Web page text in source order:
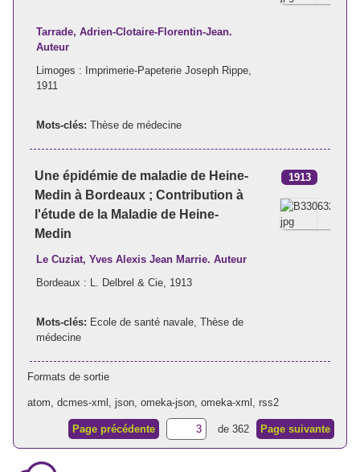
Tarrade, Adrien-Clotaire-Florentin-Jean.
Auteur
Limoges : Imprimerie-Papeterie Joseph Rippe,
1911
Mots-clés: Thèse de médecine
Une épidémie de maladie de Heine-
Medin à Bordeaux ; Contribution à
l'étude de la Maladie de Heine-
Medin
1913
Le Cuziat, Yves Alexis Jean Marrie. Auteur
Bordeaux : L. Delbrel & Cie, 1913
Mots-clés: Ecole de santé navale, Thèse de
médecine
Formats de sortie
atom, dcmes-xml , json, omeka-json, omeka-xml , rss2
Page précédente de 362 Page suivante